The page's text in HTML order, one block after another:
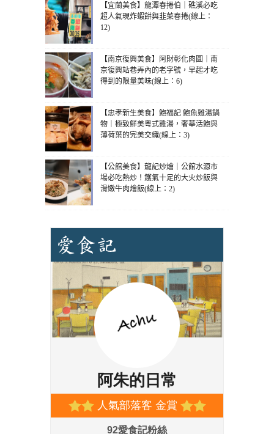
【宜蘭美食】龍潭春捲伯｜礁溪必吃
超人氣現炸蝦餅與韭菜春捲(線上：
12)
【南京復興美食】阿財彰化肉圓｜南
京復興站巷弄內的老字號，早起才吃
得到的限量美味(線上：6)
【忠孝新生美食】鮑福記 鮑魚雞湯鍋
物｜極致鮮美粵式雞湯，奢華活鮑與
薄荷葉的完美交織(線上：3)
【公館美食】龍記炒燴｜公館水源市
場必吃熱炒！鑊氣十足的大火炒飯與
滑嫩牛肉燴飯(線上：2)